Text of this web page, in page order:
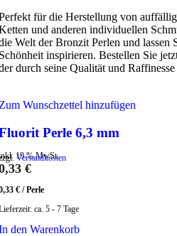
für die Herstellung von
und anderen individuellen
Welt der Bronzit Perlen und lassen
inspirieren. Bestellen Sie
durch seine Qualität und
Wunschzettel hinzufügen
Perle 6,3 mm
19 % MwSt.
Versandkosten
€
€ /Perle
ca. 5 - 7 Tage
den Warenkorb